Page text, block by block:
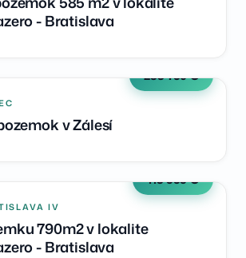
- Bratislava
233 750 €
v Zálesí
113 999 €
IV
790m2 v lokalite
- Bratislava